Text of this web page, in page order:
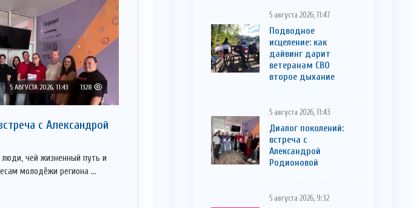
5 АВГУСТА 2026, 11:43 1328
с Александрой
чей жизненный путь и
молодёжи региона ...
5 августа 2026, 11:47
Подводное
исцеление: как
дайвинг дарит
ветеранам СВО
второе дыхание
5 августа 2026, 11:43
Диалог поколений:
встреча с
Александрой
Родионовой
5 августа 2026, 9:32